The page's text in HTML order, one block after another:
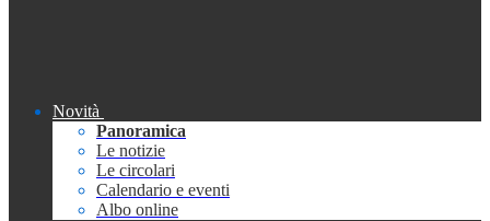
Novità
Panoramica
Le notizie
Le circolari
Calendario e eventi
Albo online